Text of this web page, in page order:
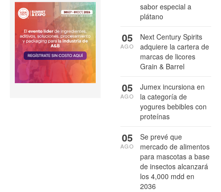
sabor especial a
plátano
Next Century Spirits
adquiere la cartera de
marcas de licores
Grain & Barrel
05
AGO
Jumex incursiona en
la categoría de
yogures bebibles con
proteínas
05
AGO
Se prevé que
mercado de alimentos
para mascotas a base
de insectos alcanzará
los 4,000 mdd en
2036
05
AGO